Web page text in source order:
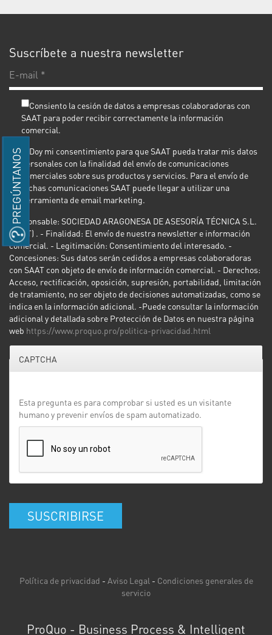
PREGÚNTANOS
Suscríbete a nuestra newsletter
Consiento la cesión de datos a empresas colaboradoras con
SAAT para poder recibir correctamente la información
comercial.
Doy mi consentimiento para que SAAT pueda tratar mis datos
personales con la finalidad del envío de comunicaciones
comerciales sobre sus productos y servicios. Para el envío de
dichas comunicaciones SAAT puede llegar a utilizar una
herramienta de email marketing.
Responsable: SOCIEDAD ARAGONESA DE ASESORÍA TÉCNICA S.L.
(SAAT) . - Finalidad: El envío de nuestra newsletter e información
comercial. - Legitimación: Consentimiento del interesado. -
Concesiones: Sus datos serán cedidos a empresas colaboradoras
con SAAT con objeto de envío de información comercial. - Derechos:
Acceso, rectificación, oposición, supresión, portabilidad, limitación
de tratamiento, no ser objeto de decisiones automatizadas, como se
indica en la información adicional. -Puede consultar la información
adicional y detallada sobre Protección de Datos en nuestra página
web https://www.proquo.pro/politica-privacidad.html
CAPTCHA
Esta pregunta es para comprobar si usted es un visitante
humano y prevenir envíos de spam automatizado.
SUSCRIBIRSE
Política de privacidad - Aviso Legal - Condiciones generales de
servicio
ProQuo - Business Process & Intelligent